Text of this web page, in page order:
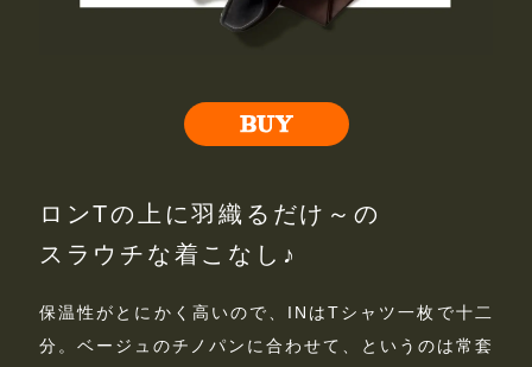
ロンTの上に羽織るだけ～の
スラウチな着こなし♪
保温性がとにかく高いので、INはTシャツ一枚で十二
分。ベージュのチノパンに合わせて、というのは常套